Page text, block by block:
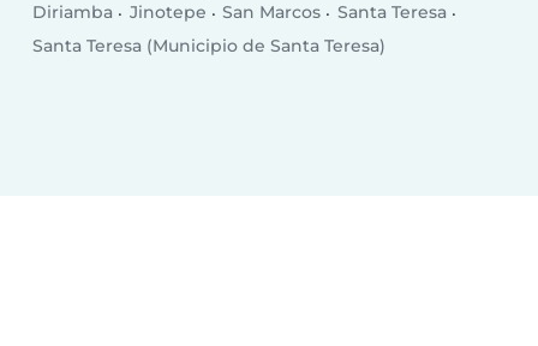
Diriamba Jinotepe San Marcos
Santa Teresa
Santa Teresa (Municipio de Santa Teresa)